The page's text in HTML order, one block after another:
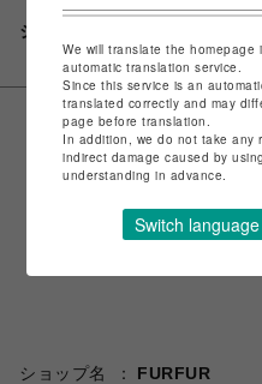
シェアする
ショップ名
FURFUR
We will translate the
automatic translation service.
Since this service is an
translated correctly and may
page before translation.
In addition, we do not take any
indirect damage caused by
understanding in advance.
Switch language